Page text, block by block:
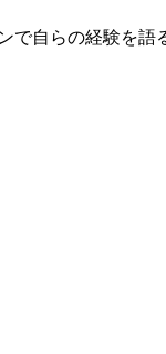
で自らの経験を